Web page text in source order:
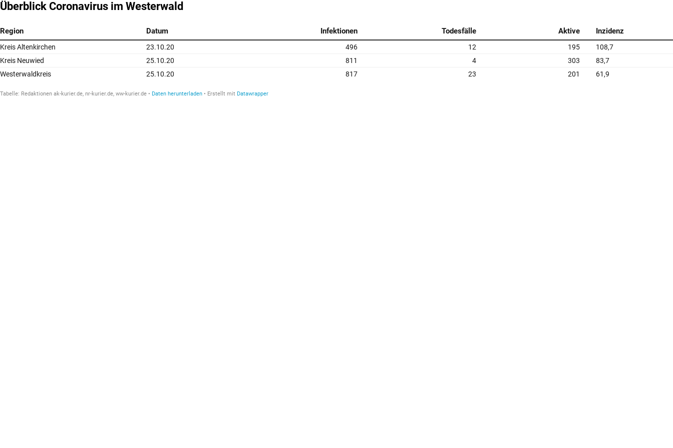
Überblick Coronavirus im Westerwald
Region Datum Infektionen Todesfälle Aktive Inzidenz
Kreis Altenkirchen 23.10.20 496 12 195
108,7
Kreis Neuwied
25.10.20 811 4 303
83,7
Westerwaldkreis
25.10.20 817 23 201 61,9
Tabelle: Redaktionen ak-kurier.de, nr-kurier.de, ww-kurier.de Daten herunterladen Erstellt mit Datawrapper